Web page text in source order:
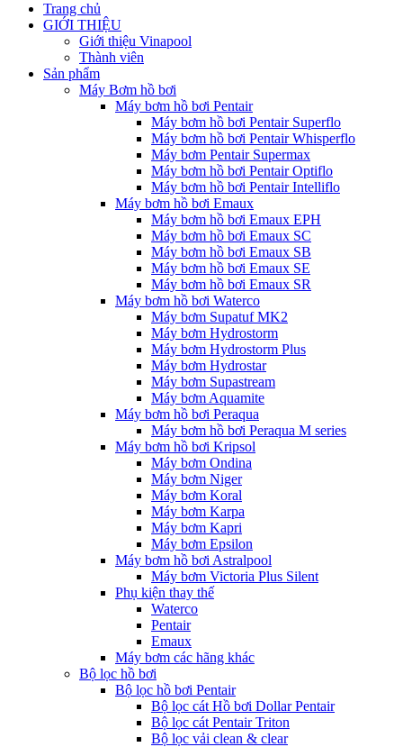
Trang chủ
GIỚI THIỆU
Giới thiệu Vinapool
Thành viên
Sản phẩm
Máy Bơm hồ bơi
Máy bơm hồ bơi Pentair
Máy bơm hồ bơi Pentair Superflo
Máy bơm hồ bơi Pentair Whisperflo
Máy bơm Pentair Supermax
Máy bơm hồ bơi Pentair Optiflo
Máy bơm hồ bơi Pentair Intelliflo
Máy bơm hồ bơi Emaux
Máy bơm hồ bơi Emaux EPH
Máy bơm hồ bơi Emaux SC
Máy bơm hồ bơi Emaux SB
Máy bơm hồ bơi Emaux SE
Máy bơm hồ bơi Emaux SR
Máy bơm hồ bơi Waterco
Máy bơm Supatuf MK2
Máy bơm Hydrostorm
Máy bơm Hydrostorm Plus
Máy bơm Hydrostar
Máy bơm Supastream
Máy bơm Aquamite
Máy bơm hồ bơi Peraqua
Máy bơm hồ bơi Peraqua M series
Máy bơm hồ bơi Kripsol
Máy bơm Ondina
Máy bơm Niger
Máy bơm Koral
Máy bơm Karpa
Máy bơm Kapri
Máy bơm Epsilon
Máy bơm hồ bơi Astralpool
Máy bơm Victoria Plus Silent
Phụ kiện thay thế
Waterco
Pentair
Emaux
Máy bơm các hãng khác
Bộ lọc hồ bơi
Bộ lọc hồ bơi Pentair
Bộ lọc cát Hồ bơi Dollar Pentair
Bộ lọc cát Pentair Triton
Bộ lọc vải clean & clear